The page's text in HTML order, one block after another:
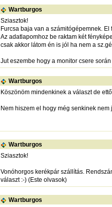
Wartburgos
Sziasztok!
Furcsa baja van a számitógépemnek.
Az adatlapomhoz be raktam két
csak akkor látom én is jól ha nem a
Jut eszembe hogy a monitor csere
Wartburgos
Köszönöm mindenkinek a választ de
Nem hiszem el hogy még senkinek
Wartburgos
Sziasztok!
Vonóhorgos kerékpár szállítás.
választ :-) (Este olvasok)
Wartburgos